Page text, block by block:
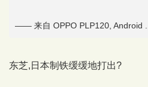
—— 来自 OPPO PLP120, Android ...
东芝,日本制铁缓缓地打出?